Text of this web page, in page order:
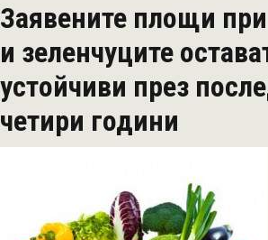
Заявените площи
и зеленчуците
устойчиви през
четири години